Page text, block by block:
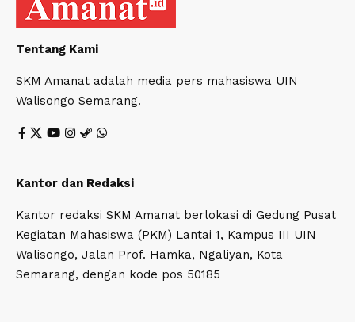
Tentang Kami
SKM Amanat adalah media pers mahasiswa UIN
Walisongo Semarang.
Kantor dan Redaksi
Kantor redaksi SKM Amanat berlokasi di Gedung Pusat
Kegiatan Mahasiswa (PKM) Lantai 1, Kampus III UIN
Walisongo, Jalan Prof. Hamka, Ngaliyan, Kota
Semarang, dengan kode pos 50185